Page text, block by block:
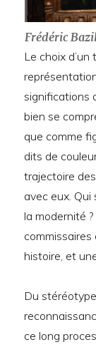
Frédéric
Le choix
significations
bien se
que comme
dits de
trajectoire
avec eux.
la modernité
histoire, et
Du
ce long